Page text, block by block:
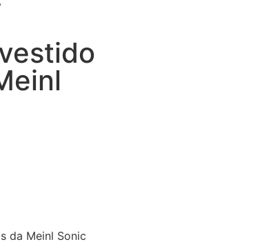
da Meinl Sonic